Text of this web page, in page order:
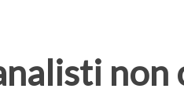
non